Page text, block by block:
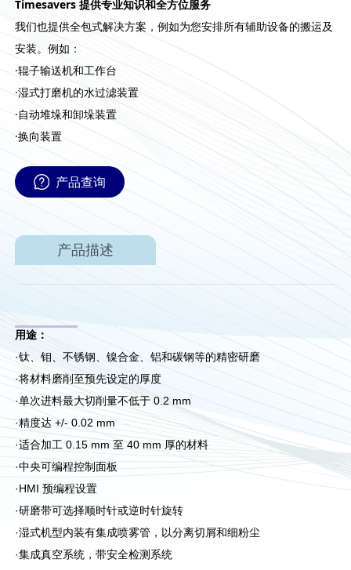
Timesavers 提供专业知识和全方位服务
我们也提供全包式解决方案，例如为您安排所有辅助设备的搬运及
安装。例如：
·辊子输送机和工作台
·湿式打磨机的水过滤装置
·自动堆垛和卸垛装置
·换向装置
产品查询
产品描述
用途：
·钛、钼、不锈钢、镍合金、铝和碳钢等的精密研磨
·将材料磨削至预先设定的厚度
·单次进料最大切削量不低于 0.2 mm
·精度达 +/- 0.02 mm
·适合加工 0.15 mm 至 40 mm 厚的材料
·中央可编程控制面板
·HMI 预编程设置
·研磨带可选择顺时针或逆时针旋转
·湿式机型内装有集成喷雾管，以分离切屑和细粉尘
·集成真空系统，带安全检测系统